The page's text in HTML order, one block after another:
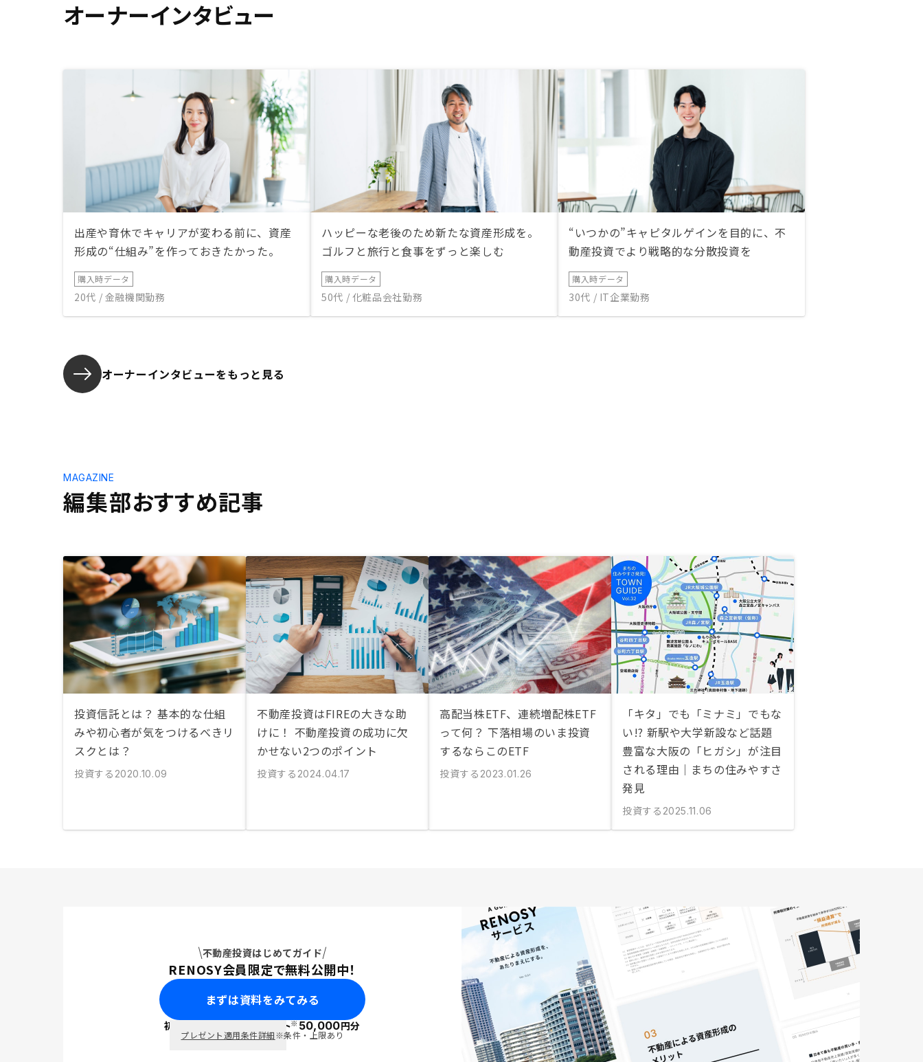
オーナーインタビュー
出産や育休でキャリアが変わる前に、資産
形成の“仕組み”を作っておきたかった。
購入時データ
20代 / 金融機関勤務
ハッピーな老後のため新たな資産形成を。
ゴルフと旅行と食事をずっと楽しむ
購入時データ
50代 / 化粧品会社勤務
“いつかの”キャピタルゲインを目的に、不
動産投資でより戦略的な分散投資を
購入時データ
30代 / IT企業勤務
オーナーインタビューをもっと見る
編集部おすすめ記事
MAGAZINE
投資信託とは？ 基本的な仕組
みや初心者が気をつけるべきリ
スクとは？
投資する 2020.10.09
不動産投資はFIREの大きな助
けに！ 不動産投資の成功に欠
かせない2つのポイント
投資する 2024.04.17
高配当株ETF、連続増配株ETF
って何？ 下落相場のいま投資
するならこのETF
投資する 2023.01.26
「キタ」でも「ミナミ」でもな
い!? 新駅や大学新設など話題
豊富な大阪の「ヒガシ」が注目
される理由｜まちの住みやすさ
発見
投資する 2025.11.06
不動産投資はじめてガイド
RENOSY会員限定で無料公開中！
まずは資料をみてみる
初回面談で ポイント※50,000円分
プレゼント適用条件詳細※条件・上限あり